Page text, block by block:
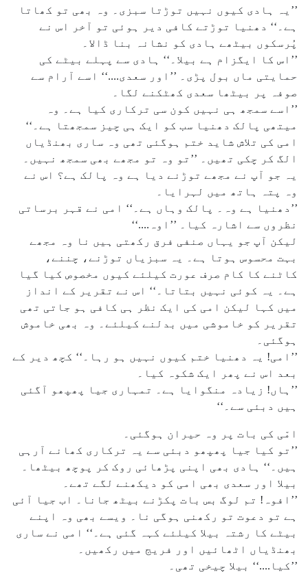
’’یہ ہادی کیوں نہیں توڑتا سبزی۔ وہ بھی تو کھاتا
ہے۔‘‘ دھنیا توڑتے کافی دیر ہوئی تو آخر اس نے
پُرسکوں بیٹھے ہادی کو نشانہ بنا ڈالا۔
’’اس کا ایگزام ہے بیلا۔‘‘ ہادی سے پہلے بیٹے کی
حمایتی ماں بول پڑی۔ ’’اور سعدی....‘‘ اسے آرام سے
صوفہ پر بیٹھا سعدی کھٹکنے لگا۔
’’اسے سمجھ ہی نہیں کون سی ترکاری کیا ہے۔ وہ
میتھی پالک دھنیا سب کو ایک ہی چیز سمجھتا ہے۔‘‘
امی کی تلاش شاید ختم ہوگئی تھی وہ ساری بھنڈیاں
الگ کر چکی تھیں۔ ’’تو وہ تو مجھے بھی سمجھ نہیں۔
یہ جو آپ نے مجھے توڑنے دیا ہے وہ پالک ہے؟ اس نے
وہ پتہ ہاتھ میں لہرایا۔
’’دھنیا ہے وہ۔ پالک وہاں ہے۔‘‘ امی نے قہر برساتی
نظروں سے اشارہ کیا۔ ’’اوہ....‘‘
لیکن آپ جو یہاں صنفی فرق رکھتی ہیں نا وہ مجھے
بہت محسوس ہوتا ہے۔ یہ سبزیاں توڑنے، چننے،
کاٹنے کا کام صرف عورت کیلئے کیوں مخصوص کیا گیا
ہے۔ یہ کوئی نہیں بتاتا۔‘‘ اس نے تقریر کے انداز
میں کہا لیکن امی کی ایک نظر ہی کافی ہو جاتی تھی
تقریر کو خاموشی میں بدلنے کیلئے۔ وہ بھی خاموش
ہوگئی۔
’’امی! یہ دھنیا ختم کیوں نہیں ہو رہا۔‘‘ کچھ دیر کے
بعد اس نے پھر ایک شکوہ کیا۔
’’ہاں! زیادہ منگوایا ہے۔ تمہاری جیا پھپھو آگئی
ہیں دبئی سے۔‘‘
امّی کی بات پر وہ حیران ہوگئی۔
’’تو کیا جیا پھپھو دبئی سے یہ ترکاری کھانے آرہی
ہیں۔‘‘ ہادی بھی اپنی پڑھائی روک کر پوچھ بیٹھا۔
بیلا اور سعدی بھی امی کو دیکھنے لگے تھے۔
’’افوہ! تم لوگ بس بات پکڑنے بیٹھ جانا۔ اب جیا آئی
ہے تو دعوت تو رکھنی ہوگی نا۔ ویسے بھی وہ اپنے
بیٹے کا رشتہ بیلا کیلئے کہہ گئی ہے۔‘‘ امی نے ساری
بھنڈیاں اٹھائیں اور فریج میں رکھیں۔
’’کیا....‘‘ بیلا چیخی تھی۔